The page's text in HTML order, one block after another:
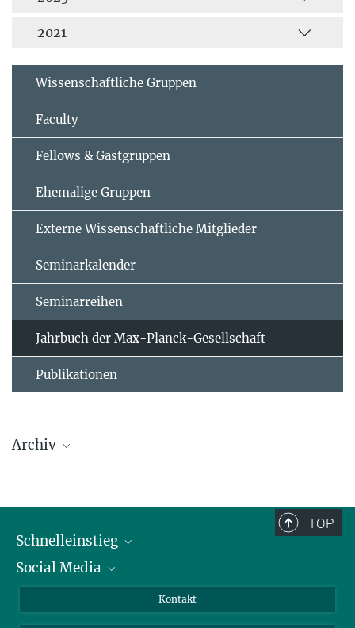
2021
Wissenschaftliche Gruppen
Faculty
Fellows & Gastgruppen
Ehemalige Gruppen
Externe Wissenschaftliche Mitglieder
Seminarkalender
Seminarreihen
Jahrbuch der Max-Planck-Gesellschaft
Publikationen
Archiv
Beiträge des MPI für Experimentelle Medizin bis
2020
TOP
Schnelleinstieg
Alumni
Social Media
Bluesky
Kontakt